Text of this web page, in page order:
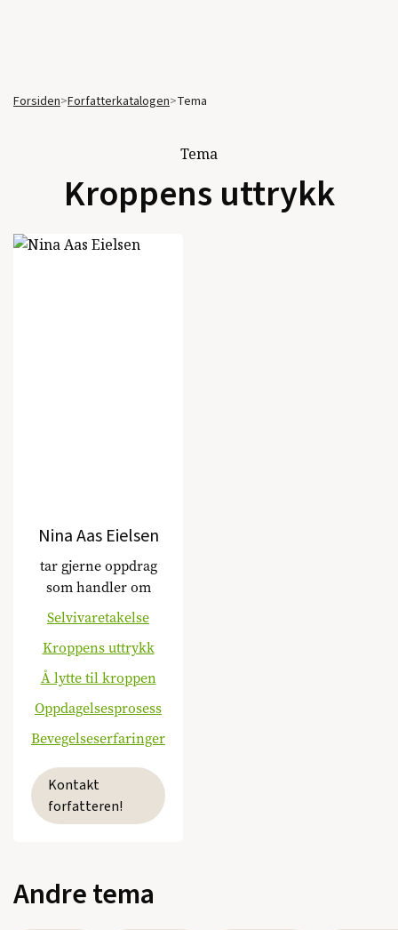
Forsiden>Forfatterkatalogen>Tema
Tema
Kroppens uttrykk
Nina Aas Eielsen
tar gjerne oppdrag
som handler om
Selvivaretakelse
Kroppens uttrykk
Å lytte til kroppen
Oppdagelsesprosess
Bevegelseserfaringer
Kontakt
forfatteren!
Andre tema